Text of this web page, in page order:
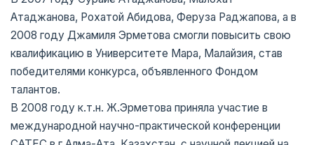
Атаджанова, Рохатой Абидова, Феруза Раджапова, а в
2008 году Джамиля Эрметова смогли повысить свою
квалификацию в Университете Мара, Малайзия, став
победителями конкурса, объявленного Фондом
талантов.
В 2008 году к.т.н. Ж.Эрметова приняла участие в
международной научно-практической конференции